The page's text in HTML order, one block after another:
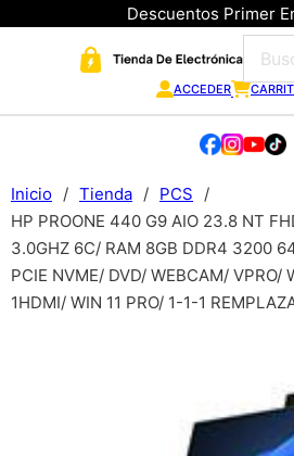
Descuentos Primer
ACCEDER
Inicio / Tienda / PCS
/
HP PROONE 440 G9 AIO 23.8 NT
3.0GHZ 6C/ RAM 8GB DDR4 3200
PCIE NVME/ DVD/ WEBCAM/ VPRO/
1HDMI/ WIN 11 PRO/ 1-1-1